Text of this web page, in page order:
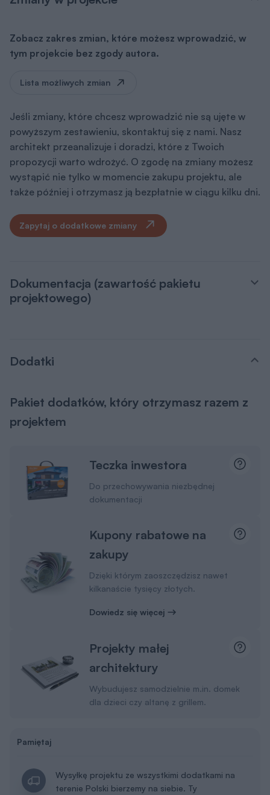
Zobacz zakres zmian, które możesz wprowadzić, w
tym projekcie bez zgody autora.
Lista możliwych zmian
Jeśli zmiany, które chcesz wprowadzić nie są ujęte w
powyższym zestawieniu, skontaktuj się z nami. Nasz
architekt przeanalizuje i doradzi, które z Twoich
propozycji warto wdrożyć. O zgodę na zmiany możesz
wystąpić nie tylko w momencie zakupu projektu, ale
także później i otrzymasz ją bezpłatnie w ciągu kilku dni.
Zapytaj o dodatkowe zmiany
Dokumentacja (zawartość pakietu
projektowego)
Dodatki
Pakiet dodatków, który otrzymasz razem z
projektem
Teczka inwestora
Do przechowywania niezbędnej
dokumentacji
Kupony rabatowe na
zakupy
Dzięki którym zaoszczędzisz nawet
kilkanaście tysięcy złotych.
Dowiedz się więcej
Projekty małej
architektury
Wybudujesz samodzielnie m.in. domek
dla dzieci czy altanę z grillem.
Pamiętaj
Wysyłkę projektu ze wszystkimi dodatkami na
terenie Polski bierzemy na siebie. Ty